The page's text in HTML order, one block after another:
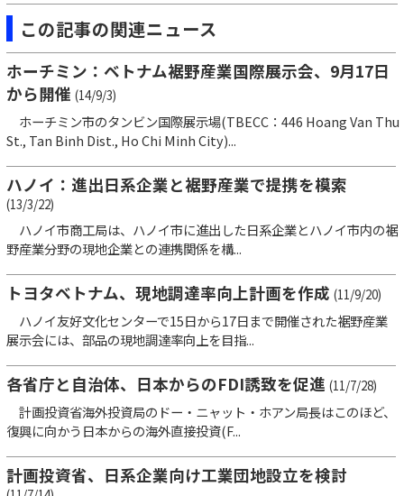
この記事の関連ニュース
ホーチミン：ベトナム裾野産業国際展示会、9月17日
から開催 (14/9/3)
ホーチミン市のタンビン国際展示場(TBECC：446 Hoang Van Thu
St., Tan Binh Dist., Ho Chi Minh City)...
ハノイ：進出日系企業と裾野産業で提携を模索
(13/3/22)
ハノイ市商工局は、ハノイ市に進出した日系企業とハノイ市内の裾
野産業分野の現地企業との連携関係を構...
トヨタベトナム、現地調達率向上計画を作成 (11/9/20)
ハノイ友好文化センターで15日から17日まで開催された裾野産業
展示会には、部品の現地調達率向上を目指...
各省庁と自治体、日本からのFDI誘致を促進 (11/7/28)
計画投資省海外投資局のドー・ニャット・ホアン局長はこのほど、
復興に向かう日本からの海外直接投資(F...
計画投資省、日系企業向け工業団地設立を検討